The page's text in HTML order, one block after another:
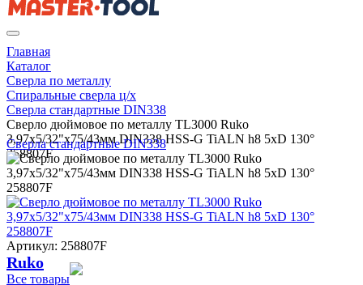
Главная
Каталог
Сверла по металлу
Спиральные сверла ц/х
Сверла стандартные DIN338
Сверло дюймовое по металлу TL3000 Ruko
3,97x5/32"x75/43мм DIN338 HSS-G TiALN h8 5xD 130°
258807F
Сверла стандартные DIN338
Артикул: 258807F
Ruko
Все товары